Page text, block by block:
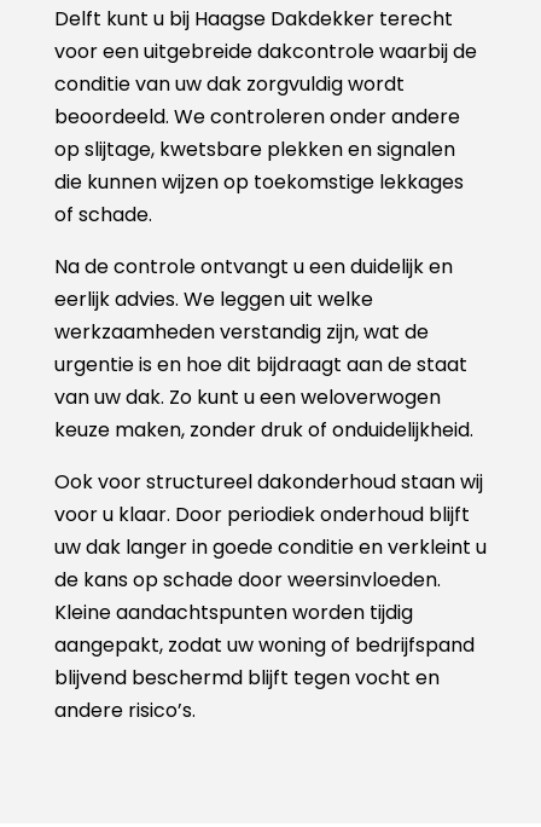
Delft kunt u bij Haagse Dakdekker terecht
voor een uitgebreide dakcontrole waarbij de
conditie van uw dak zorgvuldig wordt
beoordeeld. We controleren onder andere
op slijtage, kwetsbare plekken en signalen
die kunnen wijzen op toekomstige lekkages
of schade.
Na de controle ontvangt u een duidelijk en
eerlijk advies. We leggen uit welke
werkzaamheden verstandig zijn, wat de
urgentie is en hoe dit bijdraagt aan de staat
van uw dak. Zo kunt u een weloverwogen
keuze maken, zonder druk of onduidelijkheid.
Ook voor structureel dakonderhoud staan wij
voor u klaar. Door periodiek onderhoud blijft
uw dak langer in goede conditie en verkleint u
de kans op schade door weersinvloeden.
Kleine aandachtspunten worden tijdig
aangepakt, zodat uw woning of bedrijfspand
blijvend beschermd blijft tegen vocht en
andere risico’s.